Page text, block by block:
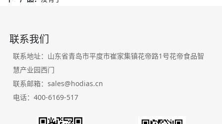
联系我们
联系地址：山东省青岛市平度市崔家集镇花帝路1号花帝食品智
慧产业园西门
联系邮箱：sales@hodias.cn
电话：400-6169-517